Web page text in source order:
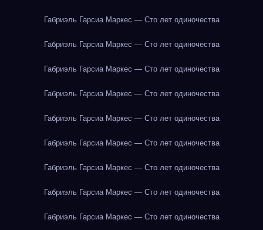
Габриэль Гарсиа Маркес — Сто лет одиночества
Габриэль Гарсиа Маркес — Сто лет одиночества
Габриэль Гарсиа Маркес — Сто лет одиночества
Габриэль Гарсиа Маркес — Сто лет одиночества
Габриэль Гарсиа Маркес — Сто лет одиночества
Габриэль Гарсиа Маркес — Сто лет одиночества
Габриэль Гарсиа Маркес — Сто лет одиночества
Габриэль Гарсиа Маркес — Сто лет одиночества
Габриэль Гарсиа Маркес — Сто лет одиночества